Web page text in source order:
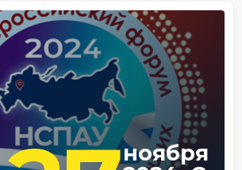
ноября